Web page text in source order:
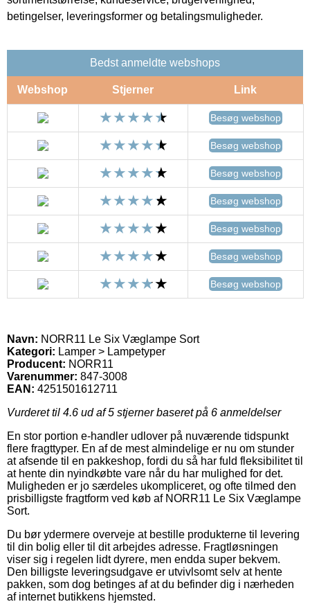
betingelser, leveringsformer og betalingsmuligheder.
Bedst anmeldte webshops
Webshop Stjerner Link
Besøg webshop
Besøg webshop
Besøg webshop
Besøg webshop
Besøg webshop
Besøg webshop
Besøg webshop
Navn: NORR11 Le Six Væglampe Sort
Kategori: Lamper > Lampetyper
Producent: NORR11
Varenummer: 847-3008
EAN: 4251501612711
Vurderet til 4.6 ud af 5 stjerner baseret på 6 anmeldelser
En stor portion e-handler udlover på nuværende tidspunkt
flere fragttyper. En af de mest almindelige er nu om stunder
at afsende til en pakkeshop, fordi du så har fuld fleksibilitet til
at hente din nyindkøbte vare når du har mulighed for det.
Muligheden er jo særdeles ukompliceret, og ofte tilmed den
prisbilligste fragtform ved køb af NORR11 Le Six Væglampe
Sort.
Du bør ydermere overveje at bestille produkterne til levering
til din bolig eller til dit arbejdes adresse. Fragtløsningen
viser sig i regelen lidt dyrere, men endda super bekvem.
Den billigste leveringsudgave er utvivlsomt selv at hente
pakken, som dog betinges af at du befinder dig i nærheden
af internet butikkens hjemsted.